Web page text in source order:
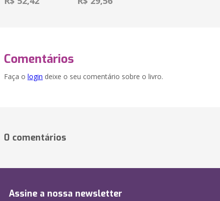
Comentários
Faça o login deixe o seu comentário sobre o livro.
0 comentários
Assine a nossa newsletter